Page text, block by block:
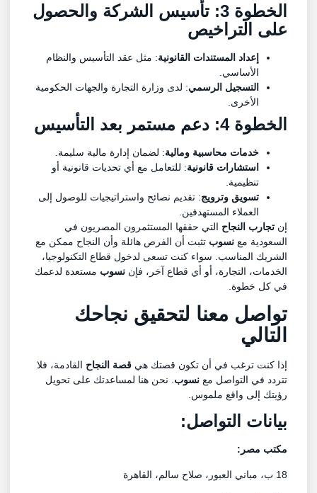
الخطوة 3: تأسيس الشركة والحصول
على التراخيص
إعداد المستندات القانونية: مثل عقد التأسيس والنظام
الأساسي.
التسجيل الرسمي: لدى وزارة التجارة والجهات الحكومية
الأخرى.
الخطوة 4: دعم مستمر بعد التأسيس
خدمات محاسبية ومالية: لضمان إدارة مالية سليمة.
استشارات قانونية: للتعامل مع أي تحديات قانونية أو
تنظيمية.
تسويق وترويج: تقديم نصائح واستراتيجيات للوصول إلى
العملاء المستهدفين.
إنتجارب النجاحالتي حققها المستثمرون المصريون في
السعودية معنسوبتثبت أن الفرص هائلة وأن النجاح ممكن مع
الشريك المناسب. سواء كنت تسعى لدخول قطاع التكنولوجيا،
الخدمات، التجارة، أو أي قطاع آخر، فإننسوبمستعدة لدعمك
في كل خطوة.
تواصل معنا لتحقيق نجاحك
التالي
إذا كنت ترغب في أن تكون قصتك هي قصة النجاحالقادمة، فلا
تتردد في التواصل معنسوب. نحن هنا لمساعدتك على تحويل
رؤيتك إلى واقع ملموس.
بيانات التواصل:
مكتب مصر:
18 ب، مباني العبور، صلاح سالم، القاهرة